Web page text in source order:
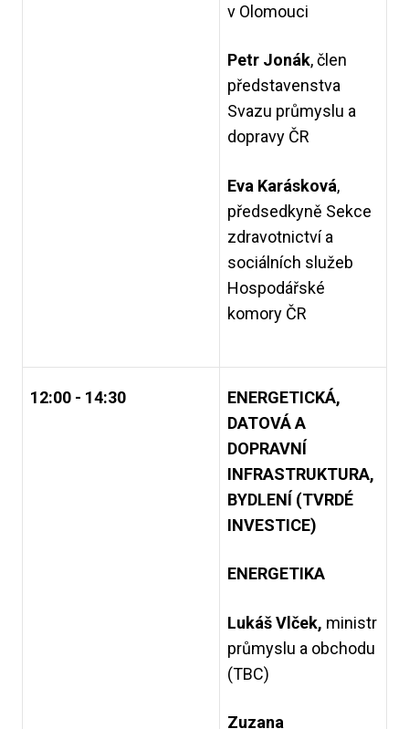
v Olomouci
Petr Jonák,člen
představenstva
Svazu průmyslu a
dopravy ČR
Eva Karásková,
předsedkyně Sekce
zdravotnictví a
sociálních služeb
Hospodářské
komory ČR
12:00 - 14:30
ENERGETICKÁ,
DATOVÁ A
DOPRAVNÍ
INFRASTRUKTURA,
BYDLENÍ (TVRDÉ
INVESTICE)
ENERGETIKA
Lukáš Vlček, ministr
průmyslu a obchodu
(TBC)
Zuzana